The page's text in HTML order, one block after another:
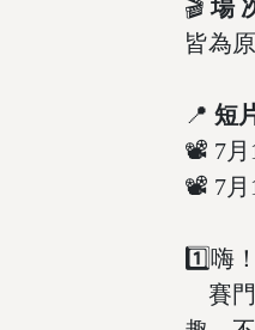
🎬場
皆為
📍短
📽 7月
📽 7月
1️⃣嗨
賽門